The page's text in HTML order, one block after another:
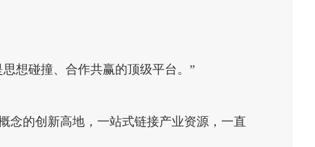
想碰撞、合作共赢的顶级平台。”
念的创新高地，一站式链接产业资源，一直